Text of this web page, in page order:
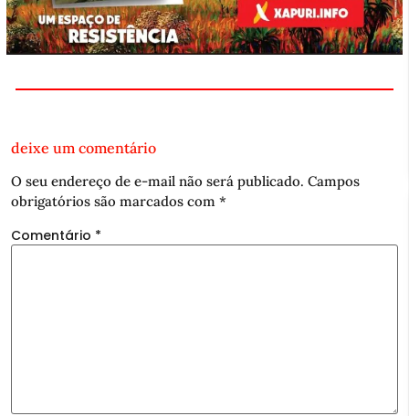
deixe um comentário
O seu endereço de e-mail não será publicado. Campos
obrigatórios são marcados com *
Comentário *